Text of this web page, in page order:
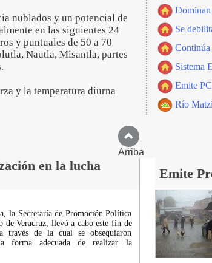
nublados y un potencial de
en las siguientes 24
y puntuales de 50 a 70
Nautla, Misantla, partes
y la temperatura diurna
Dominan
Se
Continúa
Sistema
Emite
Río
Arriba
en la lucha
Emite
la Secretaría de Promoción Política
de Veracruz, llevó a cabo este fin de
través de la cual se obsequiaron
forma adecuada de realizar la